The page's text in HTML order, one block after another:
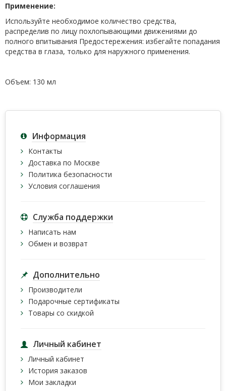
Применение:
Используйте необходимое количество средства,
распределив по лицу похлопывающими движениями до
полного впитывания Предостережения: избегайте попадания
средства в глаза, только для наружного применения.
Объем: 130 мл
Информация
Контакты
Доставка по Москве
Политика безопасности
Условия соглашения
Служба поддержки
Написать нам
Обмен и возврат
Дополнительно
Производители
Подарочные сертификаты
Товары со скидкой
Личный кабинет
Личный кабинет
История заказов
Мои закладки